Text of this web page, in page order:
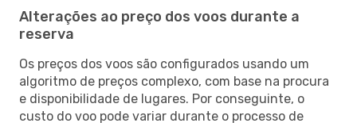
Alterações ao preço dos voos durante a
reserva
Os preços dos voos são configurados usando um
algoritmo de preços complexo, com base na procura
e disponibilidade de lugares. Por conseguinte, o
custo do voo pode variar durante o processo de